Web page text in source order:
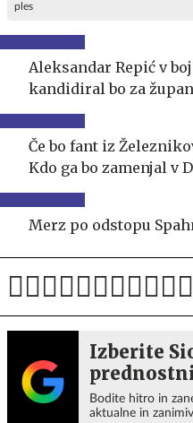
ples
Aleksandar Repić v
kandidiral bo za
Če bo fant iz
Kdo ga bo zamenjal v
Merz po odstopu
Izberite
Bodite hitro in
aktualne in